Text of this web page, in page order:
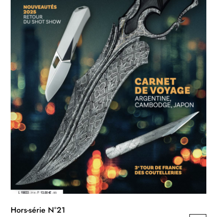
Hors-série N°21